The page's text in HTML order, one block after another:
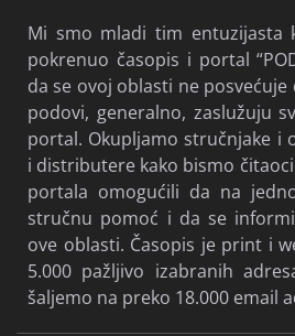
Mi smo mladi tim entuzijasta
pokrenuo časopis i portal
da se ovoj oblasti ne
podovi, generalno, zaslužuju
portal. Okupljamo stručnjake i
i distributere kako bismo
portala omogućili da na
stručnu pomoć i da se
ove oblasti. Časopis je print i
5.000 pažljivo izabranih
šaljemo na preko 18.000 email